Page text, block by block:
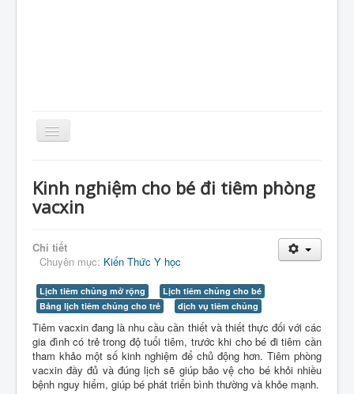
Toggle
Navigation
Giới Thiệu
Sản Phẩm
Thực Phẩm
VietNam
Liên Hệ
Kinh nghiệm cho bé đi tiêm phòng
vacxin
Chi tiết
Chuyên mục: Kiến Thức Y học
Lịch tiêm chủng mở rộng
Lịch tiêm chủng cho bé
Bảng lịch tiêm chủng cho trẻ
dịch vụ tiêm chủng
Tiêm vacxin đang là nhu cầu cần thiết và thiết thực đối với các
gia đình có trẻ trong độ tuổi tiêm, trước khi cho bé đi tiêm cần
tham khảo một số kinh nghiệm để chủ động hơn. Tiêm phòng
vacxin đầy đủ và đúng lịch sẽ giúp bảo vệ cho bé khỏi nhiều
bệnh nguy hiểm, giúp bé phát triển bình thường và khỏe mạnh.